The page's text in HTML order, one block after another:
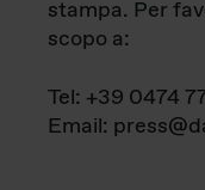
stampa. Per
scopo a:
Tel: +39 0474
Email: